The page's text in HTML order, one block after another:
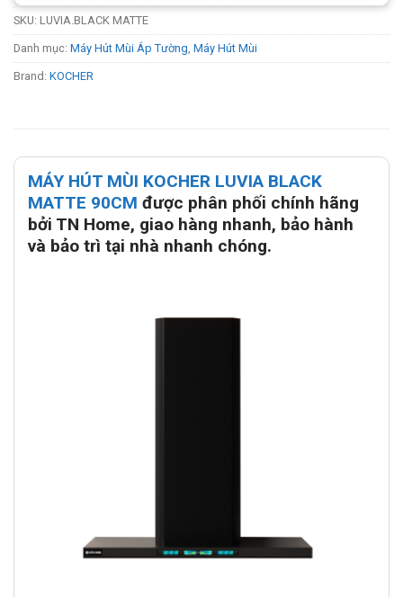
SKU: LUVIA.BLACK MATTE
Danh mục: Máy Hút Mùi Áp Tường, Máy Hút Mùi
Brand: KOCHER
MÁY HÚT MÙI KOCHER LUVIA BLACK
MATTE 90CM được phân phối chính hãng
bởi TN Home, giao hàng nhanh, bảo hành
và bảo trì tại nhà nhanh chóng.